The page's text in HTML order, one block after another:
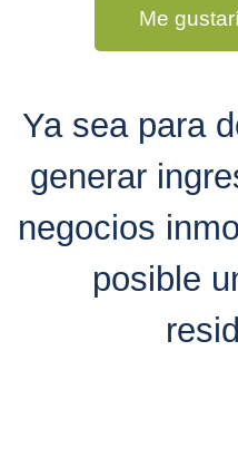
Me
Ya sea para
generar
negocios
posible